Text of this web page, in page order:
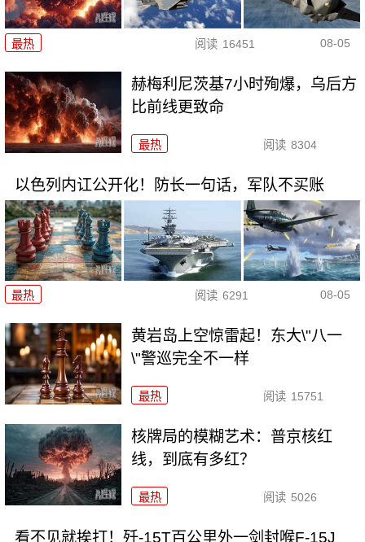
最热 阅读 16451 08-05
赫梅利尼茨基7小时殉爆，乌后方
比前线更致命
最热 阅读 8304
以色列内讧公开化！防长一句话，军队不买账
最热 阅读 6291 08-05
黄岩岛上空惊雷起！东大\"八一
\"警巡完全不一样
最热 阅读 15751
核牌局的模糊艺术：普京核红
线，到底有多红？
最热 阅读 5026
看不见就挨打！歼-15T百公里外一剑封喉F-15J